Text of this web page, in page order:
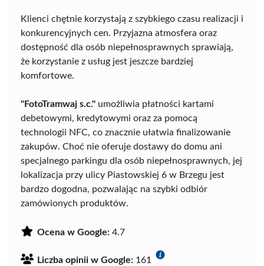
Klienci chętnie korzystają z szybkiego czasu realizacji i
konkurencyjnych cen. Przyjazna atmosfera oraz
dostępność dla osób niepełnosprawnych sprawiają,
że korzystanie z usług jest jeszcze bardziej
komfortowe.
"FotoTramwaj s.c." umożliwia płatności kartami
debetowymi, kredytowymi oraz za pomocą
technologii NFC, co znacznie ułatwia finalizowanie
zakupów. Choć nie oferuje dostawy do domu ani
specjalnego parkingu dla osób niepełnosprawnych, jej
lokalizacja przy ulicy Piastowskiej 6 w Brzegu jest
bardzo dogodna, pozwalając na szybki odbiór
zamówionych produktów.
Ocena w Google: 4.7
Liczba opinii w Google: 161